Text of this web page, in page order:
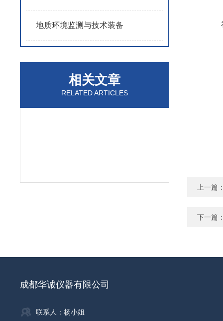
地质环境监测与技术装备
相关文章
RELATED ARTICLES
上一篇
下一篇
成都华诚仪器有限公司
联系人：杨小姐